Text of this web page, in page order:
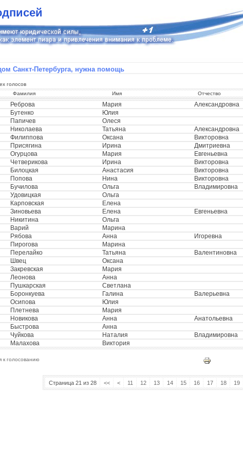
Санкт-Петербурга, нужна помощь
голосов
Фамилия
Имя Отчество
Реброва Мария Александровна
Бутенко
Юлия
Папичев
Олеся
Николаева
Татьяна Александровна
Филиппова
Оксана Викторовна
Присягина
Ирина Дмитриевна
Огурцова
Мария Евгеньевна
Четверикова
Ирина Викторовна
Билоцкая
Анастасия Викторовна
Попова
Нина Викторовна
Бучилова
Ольга Владимировна
Удовицкая
Ольга
Карповская
Елена
Зиновьева
Елена Евгеньевна
Никитина
Ольга
Варий
Марина
Рябова
Анна Игоревна
Пирогова
Марина
Перелайко
Татьяна Валентиновна
Швец
Оксана
Закревская
Мария
Леонова
Анна
Пушкарская
Светлана
Боронкуева
Галина Валерьевна
Осипова
Юлия
Плетнева
Мария
Новикова
Анна Анатольевна
Быстрова
Анна
Чуйкова
Наталия Владимировна
Малахова
Виктория
к голосованию
Страница 21 из 28 << < 11 12 13 14 15 16 17 18 19